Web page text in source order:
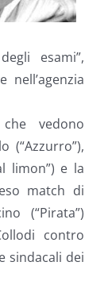
esami”,
nell’agenzia
vedono
(“Azzurro”),
limon”) e la
match di
(“Pirata”)
contro
sindacali dei